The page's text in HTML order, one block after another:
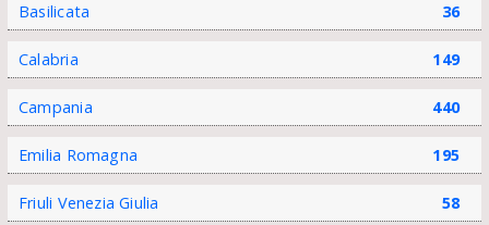
Basilicata 36
Calabria 149
Campania 440
Emilia Romagna 195
Friuli Venezia Giulia 58